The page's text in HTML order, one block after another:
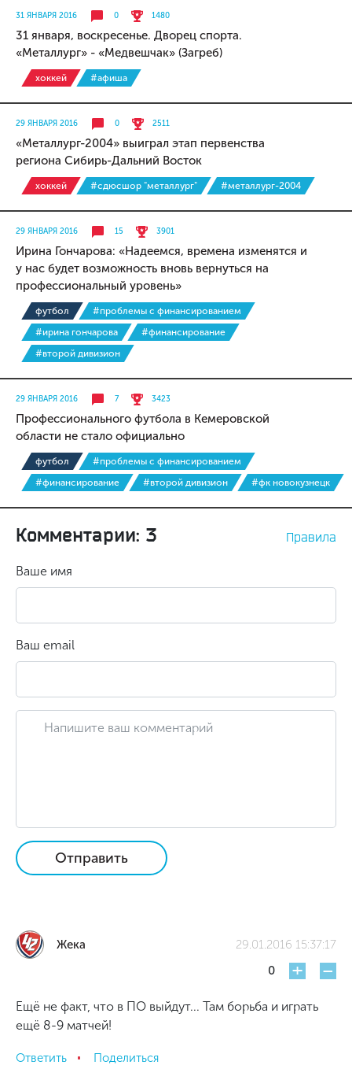
31 ЯНВАРЯ 2016 0 1480
31 января, воскресенье. Дворец спорта.
«Металлург» - «Медвешчак» (Загреб)
хоккей #афиша
29 ЯНВАРЯ 2016 0 2511
«Металлург-2004» выиграл этап первенства
региона Сибирь-Дальний Восток
хоккей #сдюсшор "металлург" #металлург-2004
29 ЯНВАРЯ 2016 15 3901
Ирина Гончарова: «Надеемся, времена изменятся и
у нас будет возможность вновь вернуться на
профессиональный уровень»
футбол
#проблемы с финансированием
#ирина гончарова
#финансирование
#второй дивизион
29 ЯНВАРЯ 2016 7 3423
Профессионального футбола в Кемеровской
области не стало официально
футбол
#проблемы с финансированием
#финансирование
#второй дивизион #фк новокузнецк
Комментарии: 3 Правила
Ваше имя
Ваш email
Отправить
Жека
29.01.2016 15:37:17
0
+ -
Ещё не факт, что в ПО выйдут... Там борьба и играть
ещё 8-9 матчей!
Ответить Поделиться